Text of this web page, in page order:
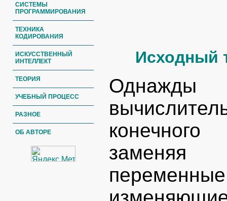
СИСТЕМЫ
ПРОГРАММИРОВАНИЯ
ТЕХНИКА
КОДИРОВАНИЯ
ИСКУССТВЕННЫЙ
ИНТЕЛЛЕКТ
ТЕОРИЯ
УЧЕБНЫЙ ПРОЦЕСС
РАЗНОЕ
ОБ АВТОРЕ
Исходный
Однажды
заменяя